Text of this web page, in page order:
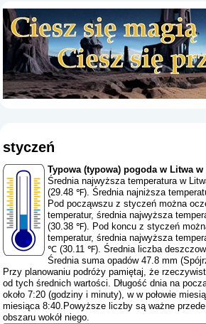
styczeń
Typowa (typowa) pogoda w Litwa
Średnia najwyższa temperatura w
(29.48 ℉). Średnia najniższa
Pod począwszu z styczeń można
temperatur, średnia najwyższa
(30.38 ℉). Pod koncu z styczeń
temperatur, średnia najwyższa
℃ (30.11 ℉). Średnia liczba
Średnia suma opadów 47.8 mm (
Przy planowaniu podróży pamiętaj, że
od tych średnich wartości. Długość dnia na
około 7:20 (godziny i minuty), w w połowie
miesiąca 8:40.Powyższe liczby są ważne
obszaru wokół niego.